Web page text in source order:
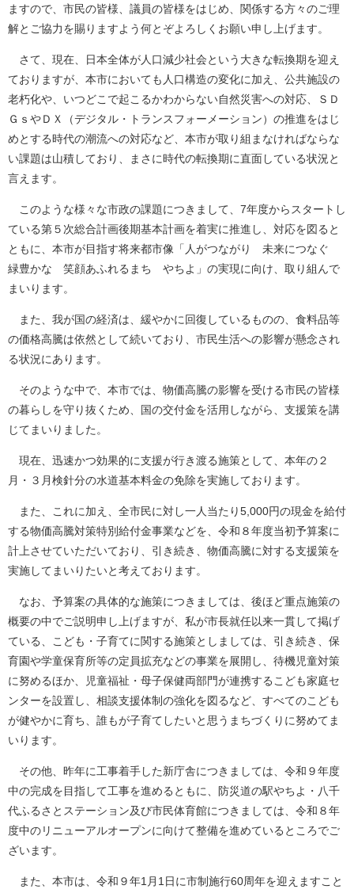
ますので、市民の皆様、議員の皆様をはじめ、関係する方々のご理
解とご協力を賜りますよう何とぞよろしくお願い申し上げます。
さて、現在、日本全体が人口減少社会という大きな転換期を迎え
ておりますが、本市においても人口構造の変化に加え、公共施設の
老朽化や、いつどこで起こるかわからない自然災害への対応、ＳＤ
ＧｓやＤＸ（デジタル・トランスフォーメーション）の推進をはじ
めとする時代の潮流への対応など、本市が取り組まなければならな
い課題は山積しており、まさに時代の転換期に直面している状況と
言えます。
このような様々な市政の課題につきまして、7年度からスタートし
ている第５次総合計画後期基本計画を着実に推進し、対応を図ると
ともに、本市が目指す将来都市像「人がつながり 未来につなぐ
緑豊かな 笑顔あふれるまち やちよ」の実現に向け、取り組んで
まいります。
また、我が国の経済は、緩やかに回復しているものの、食料品等
の価格高騰は依然として続いており、市民生活への影響が懸念され
る状況にあります。
そのような中で、本市では、物価高騰の影響を受ける市民の皆様
の暮らしを守り抜くため、国の交付金を活用しながら、支援策を講
じてまいりました。
現在、迅速かつ効果的に支援が行き渡る施策として、本年の２
月・３月検針分の水道基本料金の免除を実施しております。
また、これに加え、全市民に対し一人当たり5,000円の現金を給付
する物価高騰対策特別給付金事業などを、令和８年度当初予算案に
計上させていただいており、引き続き、物価高騰に対する支援策を
実施してまいりたいと考えております。
なお、予算案の具体的な施策につきましては、後ほど重点施策の
概要の中でご説明申し上げますが、私が市長就任以来一貫して掲げ
ている、こども・子育てに関する施策としましては、引き続き、保
育園や学童保育所等の定員拡充などの事業を展開し、待機児童対策
に努めるほか、児童福祉・母子保健両部門が連携するこども家庭セ
ンターを設置し、相談支援体制の強化を図るなど、すべてのこども
が健やかに育ち、誰もが子育てしたいと思うまちづくりに努めてま
いります。
その他、昨年に工事着手した新庁舎につきましては、令和９年度
中の完成を目指して工事を進めるともに、防災道の駅やちよ・八千
代ふるさとステーション及び市民体育館につきましては、令和８年
度中のリニューアルオープンに向けて整備を進めているところでご
ざいます。
また、本市は、令和９年1月1日に市制施行60周年を迎えますこと